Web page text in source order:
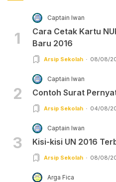
1
Captain Iwan
Cara Cetak Kartu
Baru 2016
Arsip Sekolah 08/08/
2
Captain Iwan
Contoh Surat
Arsip Sekolah 04/08/
3
Captain Iwan
Kisi-kisi UN 2016
Arsip Sekolah 08/08/
Arga Fica